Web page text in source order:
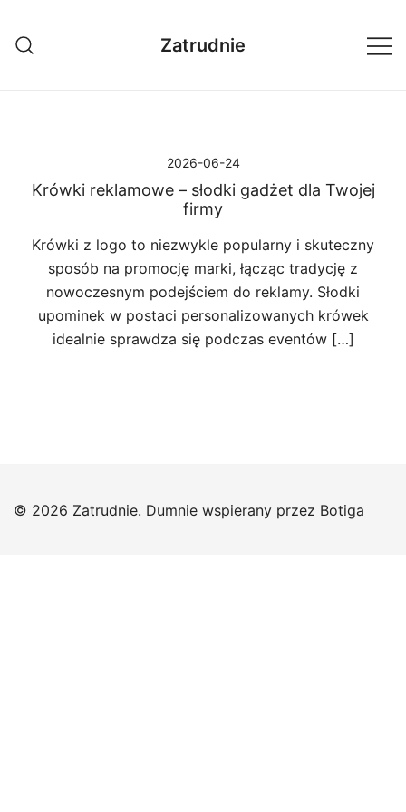
treści
Zatrudnie
2026-06-24
Krówki reklamowe – słodki gadżet dla Twojej
firmy
Krówki z logo to niezwykle popularny i skuteczny
sposób na promocję marki, łącząc tradycję z
nowoczesnym podejściem do reklamy. Słodki
upominek w postaci personalizowanych krówek
idealnie sprawdza się podczas eventów […]
© 2026 Zatrudnie. Dumnie wspierany przez Botiga